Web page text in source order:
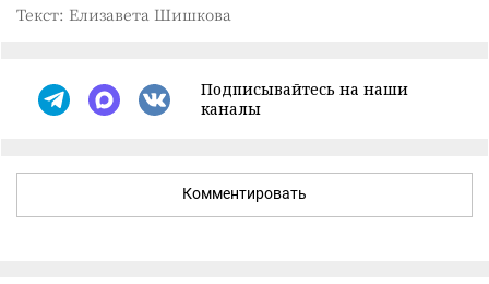
Текст: Елизавета Шишкова
Подписывайтесь на наши
каналы
Комментировать